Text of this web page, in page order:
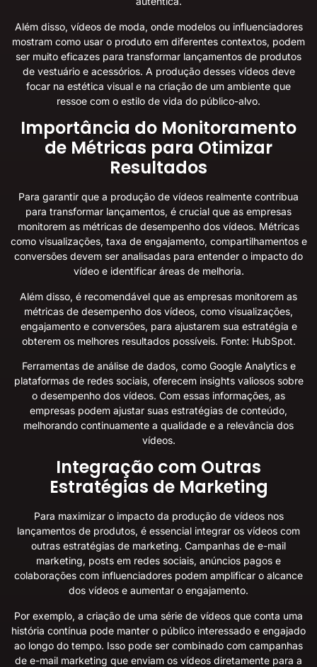
Além disso, vídeos de moda, onde modelos ou influenciadores
mostram como usar o produto em diferentes contextos, podem
ser muito eficazes para transformar lançamentos de produtos
de vestuário e acessórios. A produção desses vídeos deve
focar na estética visual e na criação de um ambiente que
ressoe com o estilo de vida do público-alvo.
Importância do Monitoramento
de Métricas para Otimizar
Resultados
Para garantir que a produção de vídeos realmente contribua
para transformar lançamentos, é crucial que as empresas
monitorem as métricas de desempenho dos vídeos. Métricas
como visualizações, taxa de engajamento, compartilhamentos e
conversões devem ser analisadas para entender o impacto do
vídeo e identificar áreas de melhoria.
Além disso, é recomendável que as empresas monitorem as
métricas de desempenho dos vídeos, como visualizações,
engajamento e conversões, para ajustarem sua estratégia e
obterem os melhores resultados possíveis. Fonte: HubSpot.
Ferramentas de análise de dados, como Google Analytics e
plataformas de redes sociais, oferecem insights valiosos sobre
o desempenho dos vídeos. Com essas informações, as
empresas podem ajustar suas estratégias de conteúdo,
melhorando continuamente a qualidade e a relevância dos
vídeos.
Integração com Outras
Estratégias de Marketing
Para maximizar o impacto da produção de vídeos nos
lançamentos de produtos, é essencial integrar os vídeos com
outras estratégias de marketing. Campanhas de e-mail
marketing, posts em redes sociais, anúncios pagos e
colaborações com influenciadores podem amplificar o alcance
dos vídeos e aumentar o engajamento.
Por exemplo, a criação de uma série de vídeos que conta uma
história contínua pode manter o público interessado e engajado
ao longo do tempo. Isso pode ser combinado com campanhas
de e-mail marketing que enviam os vídeos diretamente para a